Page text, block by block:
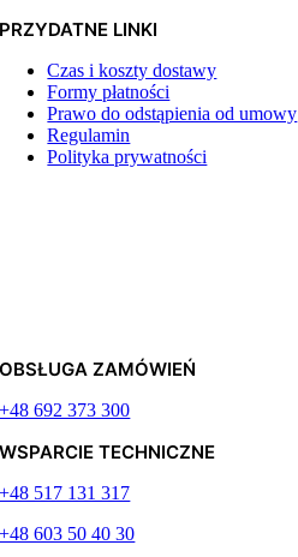
PRZYDATNE LINKI
Czas i koszty dostawy
Formy płatności
Prawo do odstąpienia od umowy
Regulamin
Polityka prywatności
OBSŁUGA ZAMÓWIEŃ
+48 692 373 300
WSPARCIE TECHNICZNE
+48 517 131 317
+48 603 50 40 30